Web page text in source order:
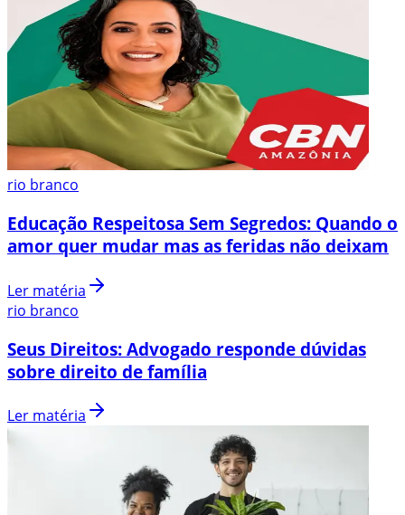
rio branco
Educação Respeitosa Sem Segredos: Quando o
amor quer mudar mas as feridas não deixam
Ler matéria
rio branco
Seus Direitos: Advogado responde dúvidas
sobre direito de família
Ler matéria